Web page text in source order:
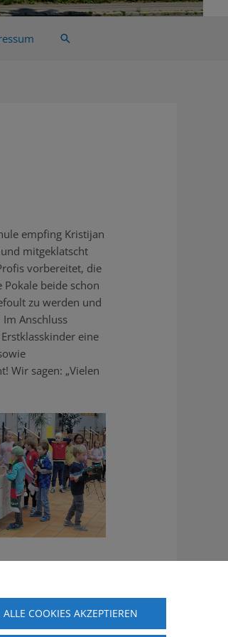
Suche
empfing Kristijan
mitgeklatscht
vorbereitet, die
beide schon
zu werden und
Anschluss
eine
Wir sagen: „Vielen
Nächster Beitrag→
ALLE COOKIES AKZEPTIEREN